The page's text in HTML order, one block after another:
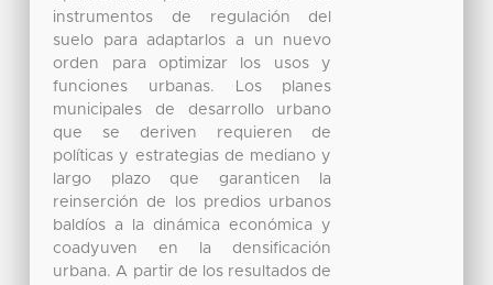
instrumentos de regulación del
suelo para adaptarlos a un nuevo
orden para optimizar los usos y
funciones urbanas. Los planes
municipales de desarrollo urbano
que se deriven requieren de
políticas y estrategias de mediano y
largo plazo que garanticen la
reinserción de los predios urbanos
baldíos a la dinámica económica y
coadyuven en la densificación
urbana. A partir de los resultados de